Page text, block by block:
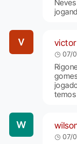
07/
07/